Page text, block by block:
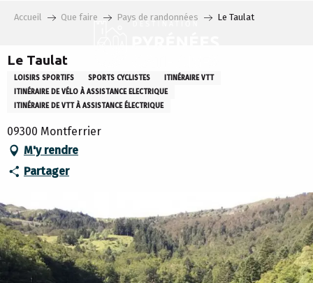
principal
Accueil Que faire Pays de randonnées Le Taulat
Le Taulat
LOISIRS SPORTIFS SPORTS CYCLISTES
ITINÉRAIRE VTT
ITINÉRAIRE DE VÉLO À ASSISTANCE ELECTRIQUE
ITINÉRAIRE DE VTT À ASSISTANCE ÉLECTRIQUE
09300 Montferrier
M'y rendre
Partager